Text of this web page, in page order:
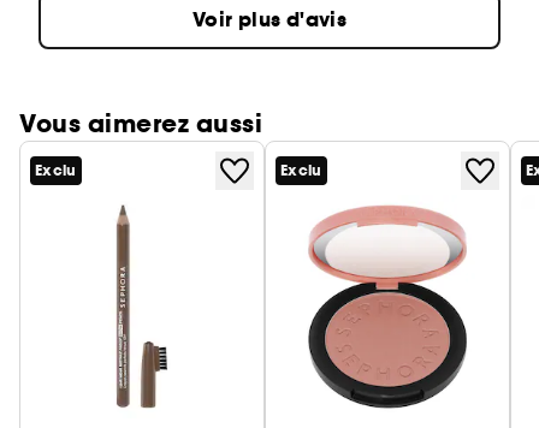
Voir plus d'avis
Vous aimerez aussi
Ignorer le carrousel produits
Exclu Exclu